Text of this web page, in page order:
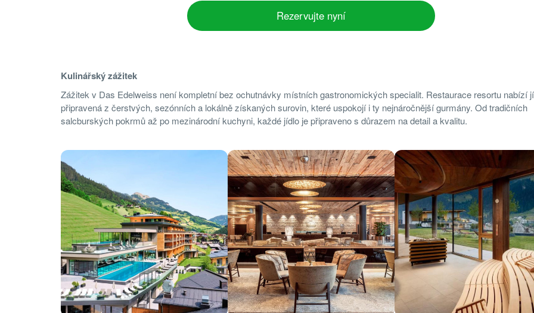
Rezervujte nyní
Kulinářský zážitek
Zážitek v Das Edelweiss není kompletní bez ochutnávky místních gastronomických specialit. Restaurace resortu nabízí
připravená z čerstvých, sezónních a lokálně získaných surovin, které uspokojí i ty nejnáročnější gurmány. Od tradičních
salcburských pokrmů až po mezinárodní kuchyni, každé jídlo je připraveno s důrazem na detail a kvalitu.